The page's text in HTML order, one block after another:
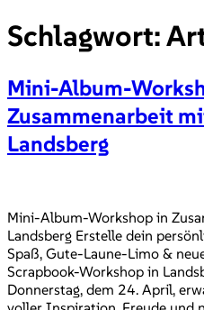
Schlagwort:
Mini-Album-
Zusammenarbeit
Landsberg
Mini-Album-Workshop in
Landsberg Erstelle dein
Spaß, Gute-Laune-Limo &
Scrapbook-Workshop in
Donnerstag, dem 24. April,